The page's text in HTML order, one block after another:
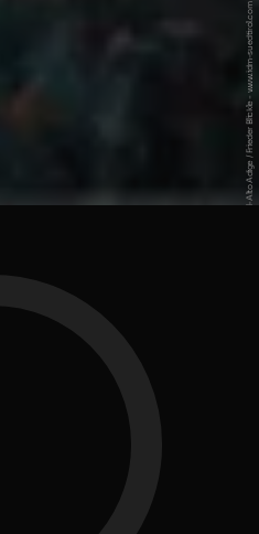
© IDM Südtirol-Alto Adige / Frieder Blickle - www.idm-suedtirol.com